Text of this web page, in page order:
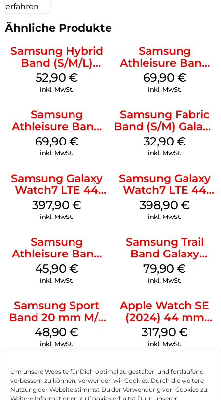
Um unsere Website für Dich optimal zu gestalten und fortlaufend
verbessern zu können, verwenden wir Cookies. Durch die weitere
Nutzung der Website stimmst Du der Verwendung von Cookies zu.
Weitere Informationen zu Cookies erhältst Du in unserer
erfahren
Ähnliche Produkte
Samsung Hybrid
Band (S/M/L)
Galaxy
Watch8/Watch8
52,90 €
inkl. MwSt.
Samsung
Athleisure Band
(M/L) Galaxy
Watch8/Watch8
69,90 €
inkl. MwSt.
Samsung
Athleisure Band
(S/M) Galaxy
Watch8/Watch8
69,90 €
inkl. MwSt.
Samsung Fabric
Band (S/M) Galaxy
Watch8/Watch8
Classic Red
32,90 €
inkl. MwSt.
Samsung Galaxy
Watch7 LTE 44
mm Green
397,90 €
inkl. MwSt.
Samsung Galaxy
Watch7 LTE 44
mm Silver
398,90 €
inkl. MwSt.
Samsung
Athleisure Band
S/M Galaxy
Watch7 Cream
45,90 €
inkl. MwSt.
Samsung Trail
Band Galaxy
Watch Ultra
Orange
79,90€
inkl. MwSt.
Samsung Sport
Band 20 mm M/L
Galaxy Watch
Series Silber
48,90€
inkl. MwSt.
Apple Watch SE
(2024) 44 mm
GPS + Cellular
(Sportarmband
Mitternacht M/L)
317,90 €
inkl. MwSt.
Impressum